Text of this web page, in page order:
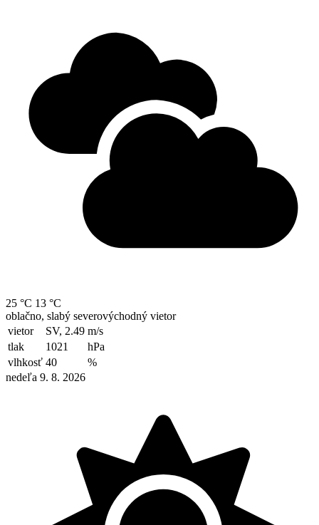
25 °C 13 °C
oblačno, slabý severovýchodný vietor
vietor
SV, 2.49 m/s
tlak
1021
hPa
vlhkosť 40
%
nedeľa 9. 8. 2026